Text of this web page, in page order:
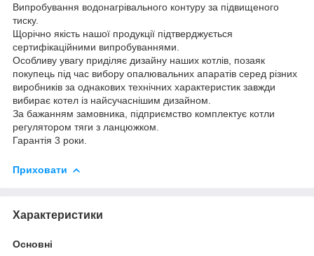
Випробування водонагрівального контуру за підвищеного
тиску.
Щорічно якість нашої продукції підтверджується
сертифікаційними випробуваннями.
Особливу увагу приділяє дизайну наших котлів, позаяк
покупець під час вибору опалювальних апаратів серед різних
виробників за однакових технічних характеристик завжди
вибирає котел із найсучаснішим дизайном.
За бажанням замовника, підприємство комплектує котли
регулятором тяги з ланцюжком.
Гарантія 3 роки.
Приховати
Характеристики
Основні